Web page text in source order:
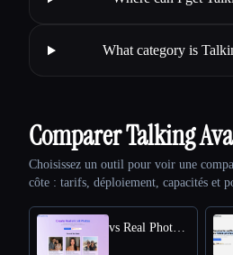
What category is
Comparer Talking
Choisissez un outil pour voir une
côte : tarifs, déploiement, capacités et
vs Real Photo AI